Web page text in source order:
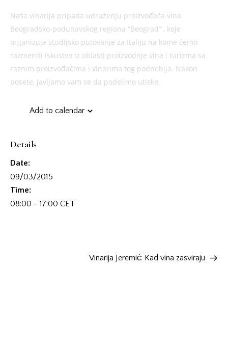
Naša vinarija pripada udruženju proizvođača vina
Beogradsko-podunavskog regiona “Beograd” , koje
organizuje studijsko putovanje za Italiju na kome ćemo
razmeniti iskustva iz oblasti proizvodnje vina i turizma sa
raznim proizvođačima i vinarima tog podneblja. Nakon
posete, javljamo vam se da podelimo utiske.
Add to calendar
Details
Date:
09/03/2015
Time:
08:00 - 17:00 CET
Vinarija Jeremić: Kad vina zasviraju